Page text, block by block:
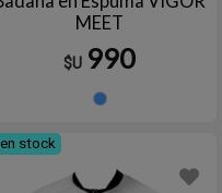
MEET
$U 990
en stock